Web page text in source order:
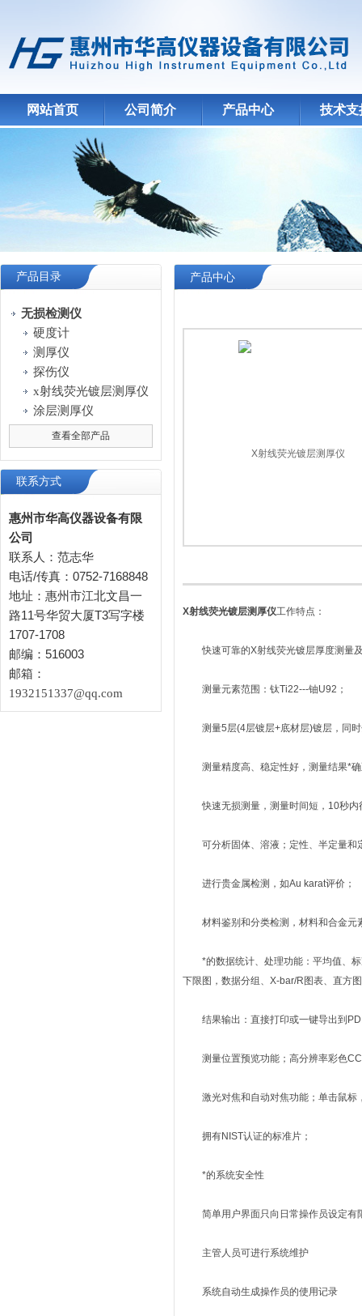
网站首页 公司简介 产品中心 技术支
产品目录
无损检测仪
硬度计
测厚仪
探伤仪
x射线荧光镀层测厚仪
涂层测厚仪
查看全部产品
联系方式
惠州市华高仪器设备有限
公司
联系人：范志华
电话/传真：0752-7168848
地址：惠州市江北文昌一
路11号华贸大厦T3写字楼
1707-1708
邮编：516003
邮箱：
1932151337@qq.com
产品中心
X射线荧光镀层测厚仪工作特点：
快速可靠的X射线荧光镀层厚度测量
测量元素范围：钛Ti22---铀U92；
测量5层(4层镀层+底材层)镀层，同时
测量精度高、稳定性好，测量结果*确
快速无损测量，测量时间短，10秒内
可分析固体、溶液；定性、半定量和
进行贵金属检测，如Au karat评价；
材料鉴别和分类检测，材料和合金元
*的数据统计、处理功能：平均值、标
下限图，数据分组、X-bar/R图表、直方
结果输出：直接打印或一键导出到
测量位置预览功能；高分辨率彩色
激光对焦和自动对焦功能；单击鼠标
拥有NIST认证的标准片；
*的系统安全性
简单用户界面只向日常操作员设定有
主管人员可进行系统维护
系统自动生成操作员的使用记录